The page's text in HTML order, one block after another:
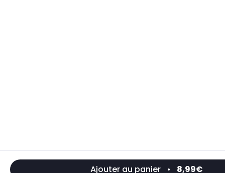
Ajouter au panier • 8,99€